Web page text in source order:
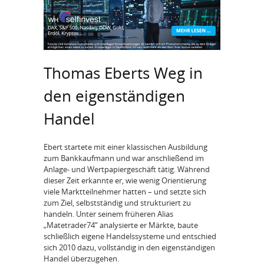
Thomas Eberts Weg in
den eigenständigen
Handel
Ebert startete mit einer klassischen Ausbildung
zum Bankkaufmann und war anschließend im
Anlage- und Wertpapiergeschäft tätig. Während
dieser Zeit erkannte er, wie wenig Orientierung
viele Marktteilnehmer hatten – und setzte sich
zum Ziel, selbstständig und strukturiert zu
handeln. Unter seinem früheren Alias
„Matetrader74“ analysierte er Märkte, baute
schließlich eigene Handelssysteme und entschied
sich 2010 dazu, vollständig in den eigenständigen
Handel überzugehen.